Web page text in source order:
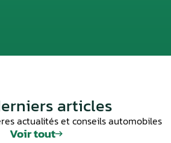
articles
actualités et conseils automobiles
Voir tout